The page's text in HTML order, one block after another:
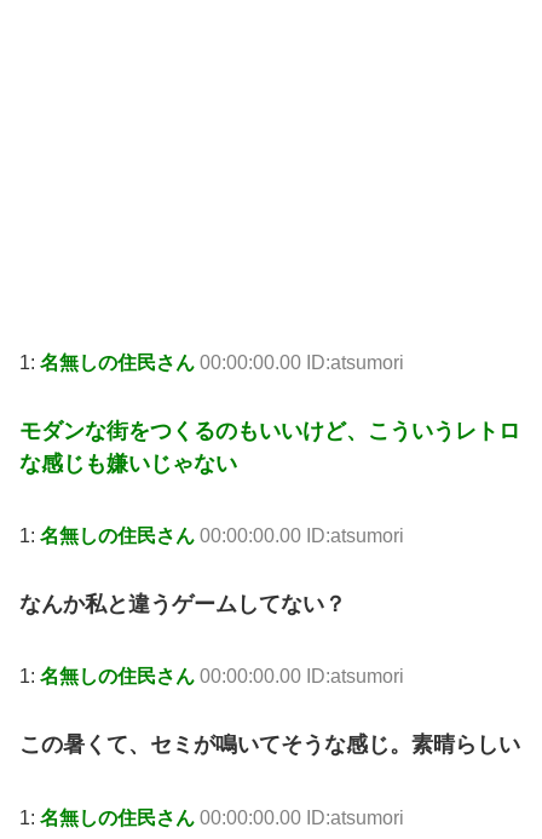
1: 名無しの住民さん 00:00:00.00 ID:atsumori
モダンな街をつくるのもいいけど、こういうレトロ
な感じも嫌いじゃない
1: 名無しの住民さん 00:00:00.00 ID:atsumori
なんか私と違うゲームしてない？
1: 名無しの住民さん 00:00:00.00 ID:atsumori
この暑くて、セミが鳴いてそうな感じ。素晴らしい
1: 名無しの住民さん 00:00:00.00 ID:atsumori